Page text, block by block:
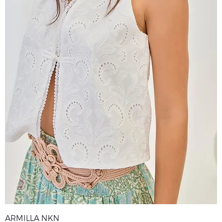
ARMILLA NKN